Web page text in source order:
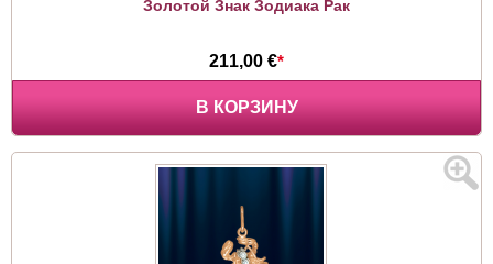
Золотой Знак Зодиака Рак
211,00 €*
В КОРЗИНУ